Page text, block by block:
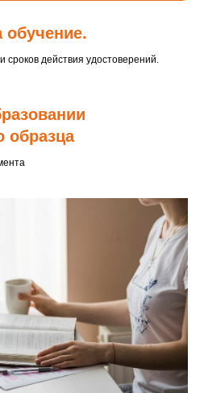
обучение.
сроков действия удостоверений.
образца